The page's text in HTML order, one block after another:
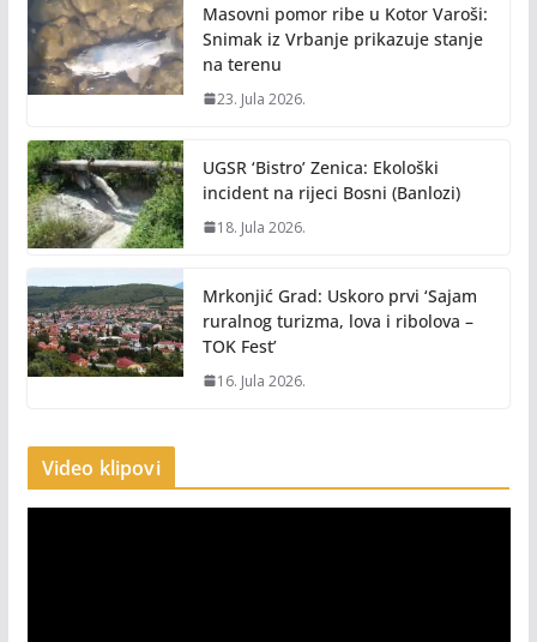
Masovni pomor ribe u Kotor Varoši:
Snimak iz Vrbanje prikazuje stanje
na terenu
23. Jula 2026.
UGSR ‘Bistro’ Zenica: Ekološki
incident na rijeci Bosni (Banlozi)
18. Jula 2026.
Mrkonjić Grad: Uskoro prvi ‘Sajam
ruralnog turizma, lova i ribolova –
TOK Fest’
16. Jula 2026.
Video klipovi